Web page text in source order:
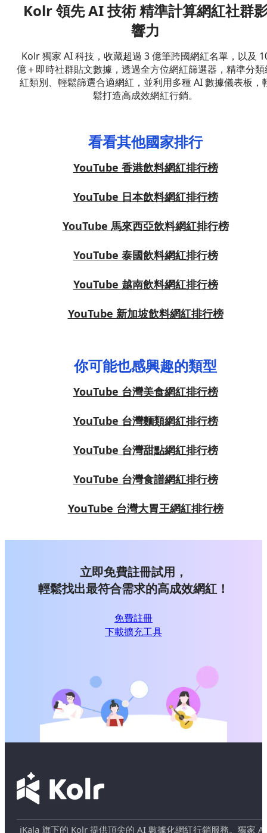
Kolr 領先 AI 技術 精準計算網紅社群
響力
Kolr 獨家 AI 科技，收藏超過 3 億筆跨國網紅名單，以及
億＋即時社群貼文數據，透過全方位網紅篩選器，精準分類
紅類別、輕鬆篩選合適網紅，並利用多種 AI 數據儀表板，
鬆打造高成效網紅行銷。
看看其他國家排行
YouTube 香港飲料網紅排行榜
YouTube 日本飲料網紅排行榜
YouTube 馬來西亞飲料網紅排行榜
YouTube 泰國飲料網紅排行榜
YouTube 越南飲料網紅排行榜
YouTube 新加坡飲料網紅排行榜
你可能也感興趣的類型
YouTube 台灣美食網紅排行榜
YouTube 台灣麵類網紅排行榜
YouTube 台灣甜點網紅排行榜
YouTube 台灣食譜網紅排行榜
YouTube 台灣大胃王網紅排行榜
立即免費註冊試用，
輕鬆找出最符合需求的高成效網紅！
免費註冊
下載擴充工具
iKala 旗下的 Kolr 提供頂尖的 AI 數據化網紅行銷服務。獨家 AI